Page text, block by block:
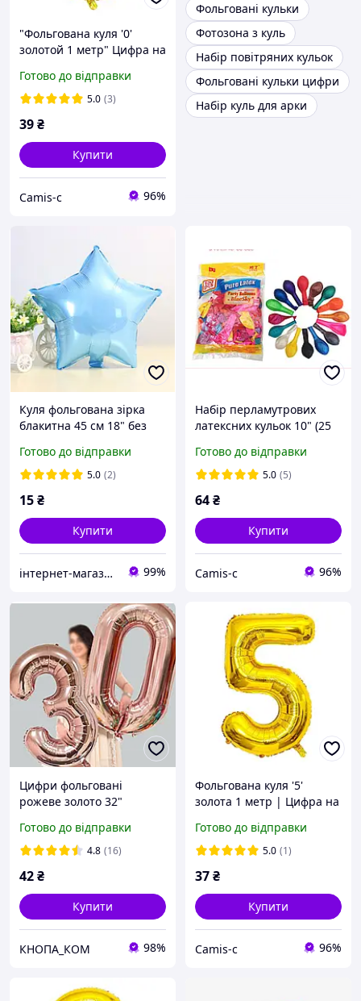
"Фольгована куля '0'
золотой 1 метр" Цифра на
Прикраса свята | Куля з
фольги | G
Готово до відправки
5.0 (3)
39₴
Купити
Camis-c 96%
Фольговані кульки
Фотозона з куль
Набір повітряних кульок
Фольговані кульки цифри
Набір куль для арки
Куля фольгована зірка
блакитна 45 см 18" без
Готово до відправки
5.0 (2)
15₴
Купити
інтернет-магазин Теремок 99%
Набір перламутрових
латексних кульок 10" (25
декору, весіль, днів
народження
Готово до відправки
5.0 (5)
64₴
Купити
Camis-c 96%
Цифри фольговані
рожеве золото 32"
Готово до відправки
4.8 (16)
42₴
Купити
КНОПА_КОМ 98%
Фольгована куля '5'
золота 1 метр | Цифра на
Прикраса свята | Куля-
п'ятірка з фольги | Gold
Готово до відправки
5.0 (1)
37₴
Купити
Camis-c 96%